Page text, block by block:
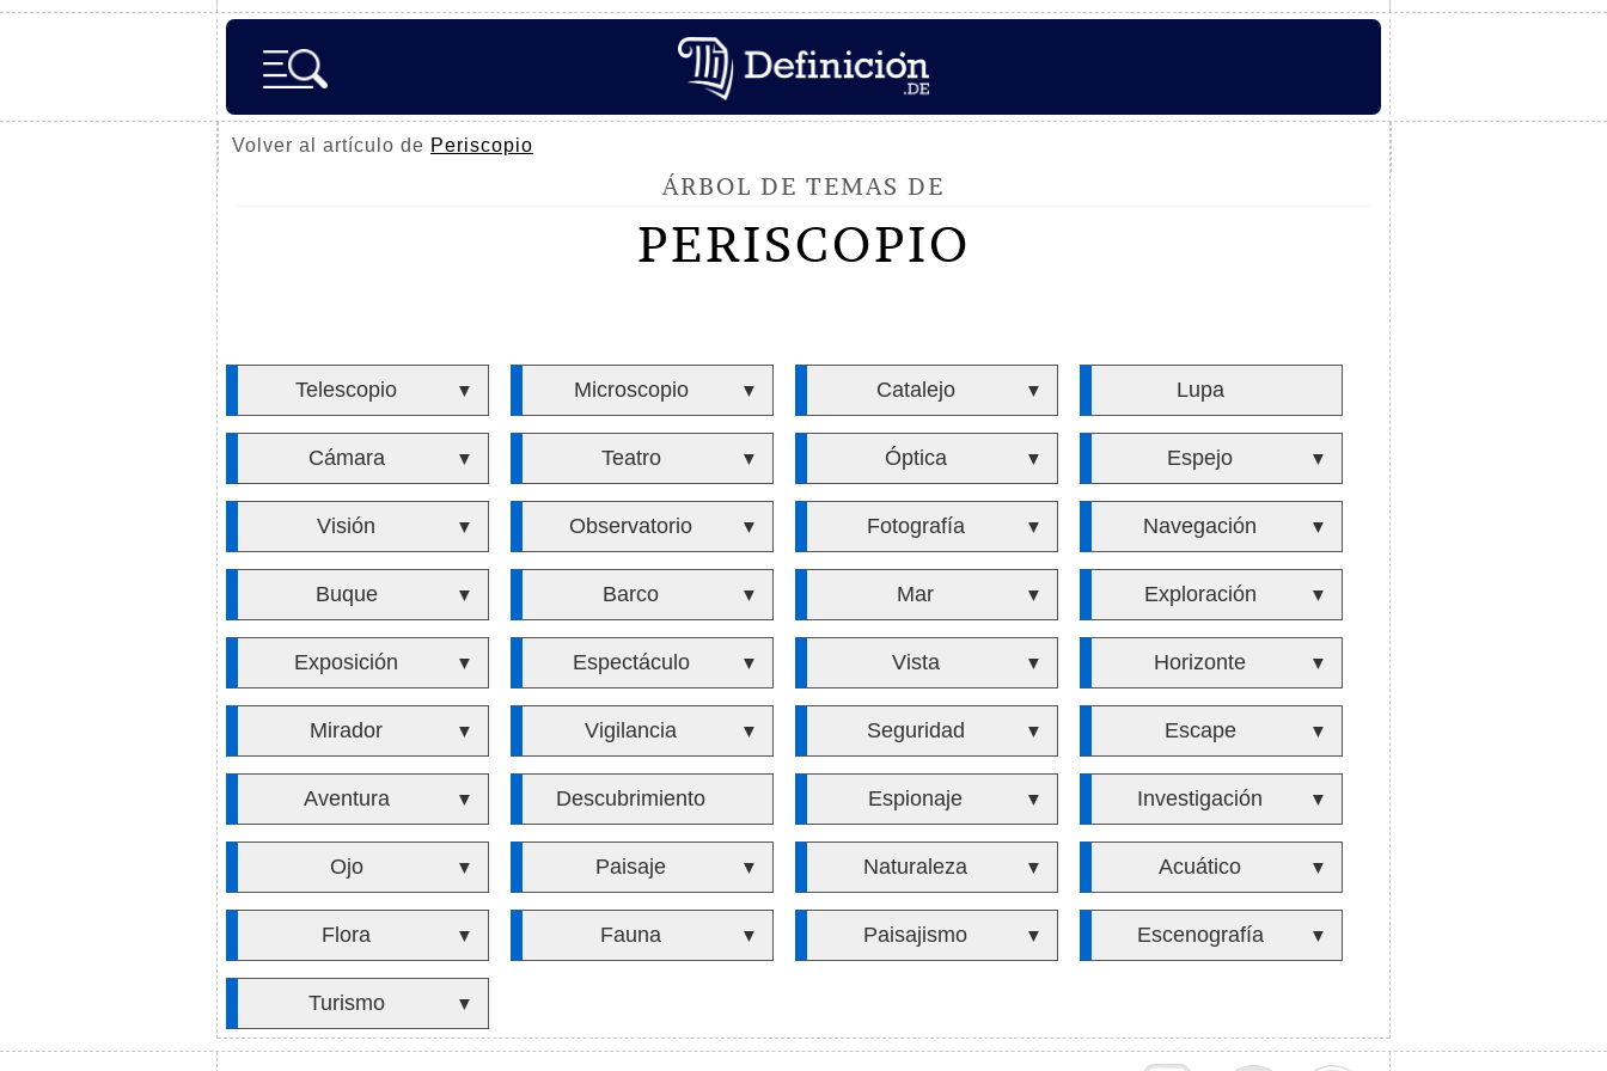
Volver al artículo de Periscopio
ÁRBOL DE TEMAS DE
PERISCOPIO
Telescopio ▼ Microscopio ▼ Catalejo ▼ Lupa
Cámara ▼ Teatro ▼ Óptica ▼ Espejo ▼
Visión ▼ Observatorio ▼ Fotografía ▼ Navegación ▼
Buque ▼ Barco ▼ Mar ▼ Exploración ▼
Exposición ▼ Espectáculo ▼ Vista ▼ Horizonte ▼
Mirador ▼ Vigilancia ▼ Seguridad ▼ Escape ▼
Aventura ▼ Descubrimiento Espionaje ▼ Investigación ▼
Ojo ▼ Paisaje ▼ Naturaleza ▼ Acuático ▼
Flora ▼ Fauna ▼ Paisajismo ▼ Escenografía ▼
Turismo ▼